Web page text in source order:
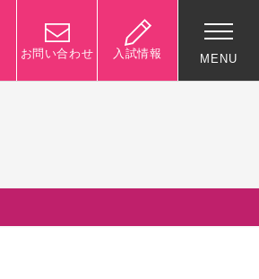
お問い合わせ 入試情報 MENU